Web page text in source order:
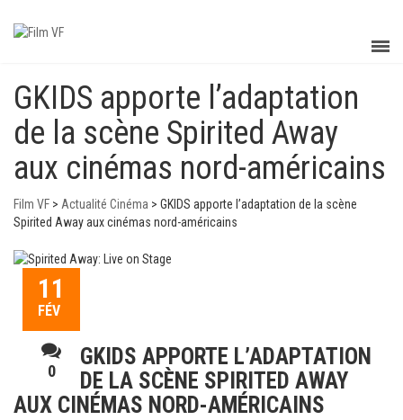
GKIDS apporte l’adaptation
de la scène Spirited Away
aux cinémas nord-américains
Film VF > Actualité Cinéma > GKIDS apporte l’adaptation de la scène
Spirited Away aux cinémas nord-américains
11
FÉV
0
GKIDS APPORTE L’ADAPTATION
DE LA SCÈNE SPIRITED AWAY
AUX CINÉMAS NORD-AMÉRICAINS